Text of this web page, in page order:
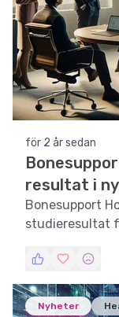
för 2 år sedan
resultat i
Bonesupport
studieresultat
Nyheter